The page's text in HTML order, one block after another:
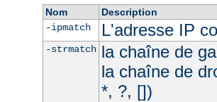
Nom
Description
-ipmatch
L'adresse IP
-strmatch la chaîne de
la chaîne de
*, ?, [])